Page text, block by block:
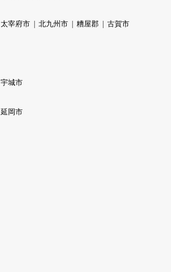
太宰府市 北九州市 糟屋郡
古賀市
宇城市
延岡市